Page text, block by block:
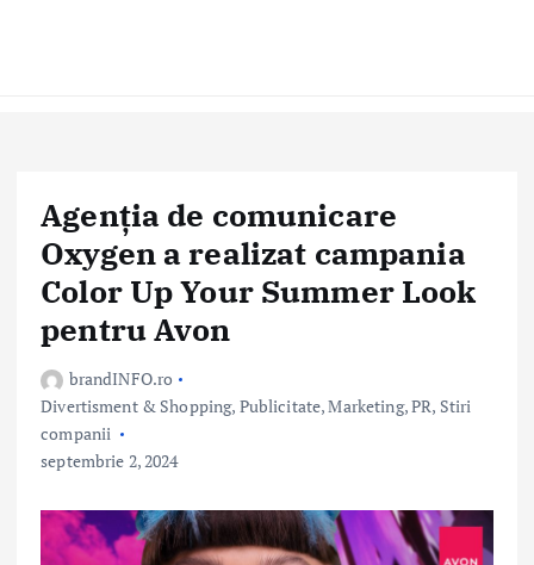
Agenția de comunicare
Oxygen a realizat campania
Color Up Your Summer Look
pentru Avon
brandINFO.ro
Divertisment & Shopping, Publicitate, Marketing, PR, Stiri
companii
septembrie 2, 2024